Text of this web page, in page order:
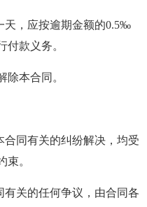
天，应按逾期金额的0.5‰
付款义务。
除本合同。
合同有关的纠纷解决，均受
束。
有关的任何争议，由合同各